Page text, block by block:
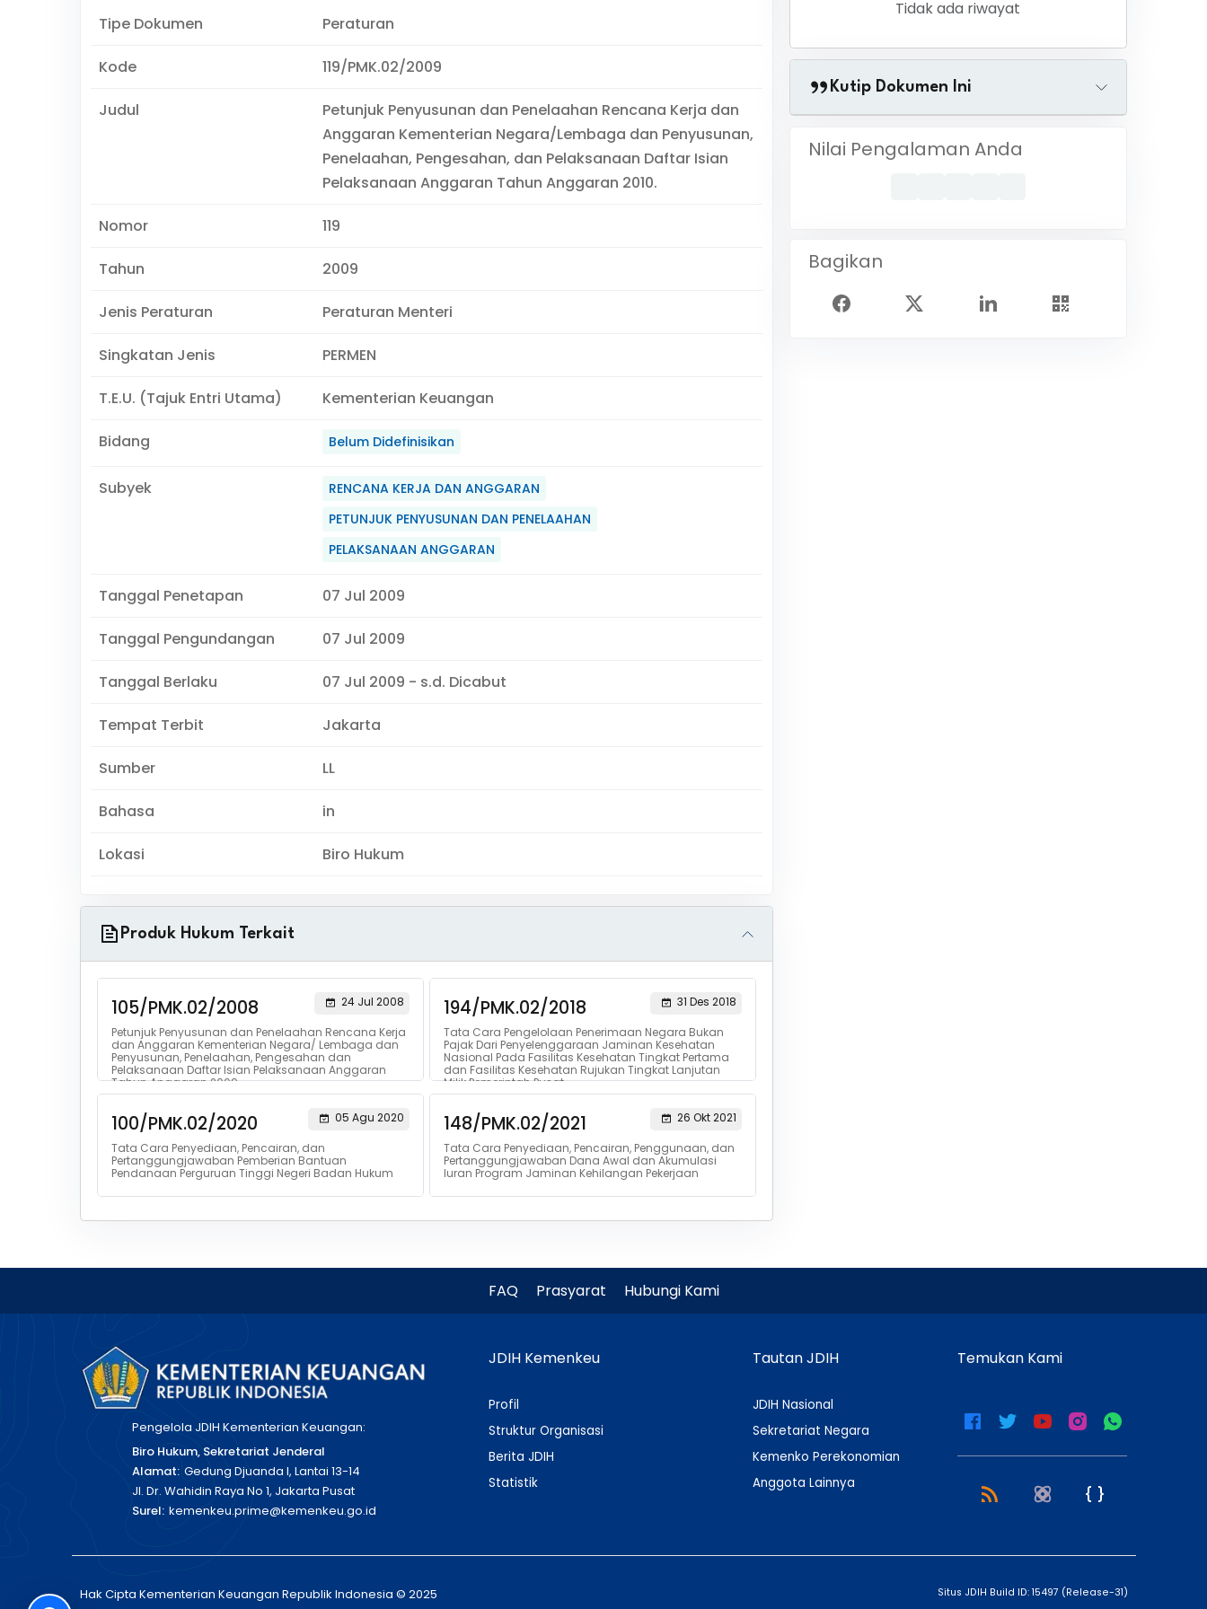
Tipe Dokumen Peraturan
Kode 119/PMK.02/2009
Judul
Petunjuk Penyusunan dan Penelaahan Rencana Kerja dan
Anggaran Kementerian Negara/Lembaga dan Penyusunan,
Penelaahan, Pengesahan, dan Pelaksanaan Daftar Isian
Pelaksanaan Anggaran Tahun Anggaran 2010.
Nomor 119
Tahun 2009
Jenis Peraturan Peraturan Menteri
Singkatan Jenis PERMEN
T.E.U. (Tajuk Entri Utama) Kementerian Keuangan
Bidang Belum Didefinisikan
Subyek
RENCANA KERJA DAN ANGGARAN
PETUNJUK PENYUSUNAN DAN PENELAAHAN
PELAKSANAAN ANGGARAN
Tanggal Penetapan 07 Jul 2009
Tanggal Pengundangan 07 Jul 2009
Tanggal Berlaku 07 Jul 2009 - s.d. Dicabut
Tempat Terbit Jakarta
Sumber LL
Bahasa in
Lokasi Biro Hukum
Produk Hukum Terkait
105/PMK.02/2008
24 Jul 2008
Petunjuk Penyusunan dan Penelaahan Rencana Kerja
dan Anggaran Kementerian Negara/ Lembaga dan
Penyusunan, Penelaahan, Pengesahan dan
Pelaksanaan Daftar Isian Pelaksanaan Anggaran
Tahun Anggaran 2009
194/PMK.02/2018
31 Des 2018
Tata Cara Pengelolaan Penerimaan Negara Bukan
Pajak Dari Penyelenggaraan Jaminan Kesehatan
Nasional Pada Fasilitas Kesehatan Tingkat Pertama
dan Fasilitas Kesehatan Rujukan Tingkat Lanjutan
Milik Pemerintah Pusat
100/PMK.02/2020
05 Agu 2020
Tata Cara Penyediaan, Pencairan, dan
Pertanggungjawaban Pemberian Bantuan
Pendanaan Perguruan Tinggi Negeri Badan Hukum
148/PMK.02/2021
26 Okt 2021
Tata Cara Penyediaan, Pencairan, Penggunaan, dan
Pertanggungjawaban Dana Awal dan Akumulasi
Iuran Program Jaminan Kehilangan Pekerjaan
Tidak ada riwayat
Kutip Dokumen Ini
Nilai Pengalaman Anda
Bagikan
FAQ Prasyarat Hubungi Kami
Pengelola JDIH Kementerian Keuangan:
Biro Hukum, Sekretariat Jenderal
Alamat: Gedung Djuanda I, Lantai 13-14
Jl. Dr. Wahidin Raya No 1, Jakarta Pusat
Surel: kemenkeu.prime@kemenkeu.go.id
JDIH Kemenkeu
Profil
Struktur Organisasi
Berita JDIH
Statistik
Tautan JDIH
JDIH Nasional
Sekretariat Negara
Kemenko Perekonomian
Anggota Lainnya
Temukan Kami
Hak Cipta Kementerian Keuangan Republik Indonesia © 2025 Situs JDIH Build ID: 15497 (Release-31)